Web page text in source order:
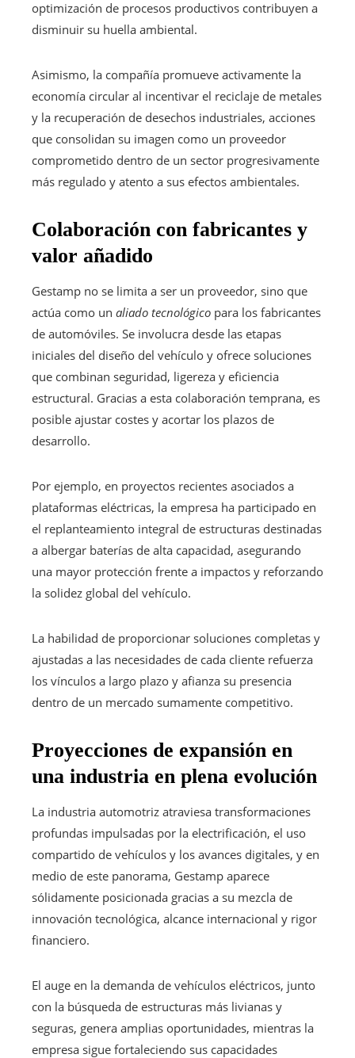
optimización de procesos productivos contribuyen a
disminuir su huella ambiental.
Asimismo, la compañía promueve activamente la
economía circular al incentivar el reciclaje de metales
y la recuperación de desechos industriales, acciones
que consolidan su imagen como un proveedor
comprometido dentro de un sector progresivamente
más regulado y atento a sus efectos ambientales.
Colaboración con fabricantes y
valor añadido
Gestamp no se limita a ser un proveedor, sino que
actúa como un aliado tecnológico para los fabricantes
de automóviles. Se involucra desde las etapas
iniciales del diseño del vehículo y ofrece soluciones
que combinan seguridad, ligereza y eficiencia
estructural. Gracias a esta colaboración temprana, es
posible ajustar costes y acortar los plazos de
desarrollo.
Por ejemplo, en proyectos recientes asociados a
plataformas eléctricas, la empresa ha participado en
el replanteamiento integral de estructuras destinadas
a albergar baterías de alta capacidad, asegurando
una mayor protección frente a impactos y reforzando
la solidez global del vehículo.
La habilidad de proporcionar soluciones completas y
ajustadas a las necesidades de cada cliente refuerza
los vínculos a largo plazo y afianza su presencia
dentro de un mercado sumamente competitivo.
Proyecciones de expansión en
una industria en plena evolución
La industria automotriz atraviesa transformaciones
profundas impulsadas por la electrificación, el uso
compartido de vehículos y los avances digitales, y en
medio de este panorama, Gestamp aparece
sólidamente posicionada gracias a su mezcla de
innovación tecnológica, alcance internacional y rigor
financiero.
El auge en la demanda de vehículos eléctricos, junto
con la búsqueda de estructuras más livianas y
seguras, genera amplias oportunidades, mientras la
empresa sigue fortaleciendo sus capacidades